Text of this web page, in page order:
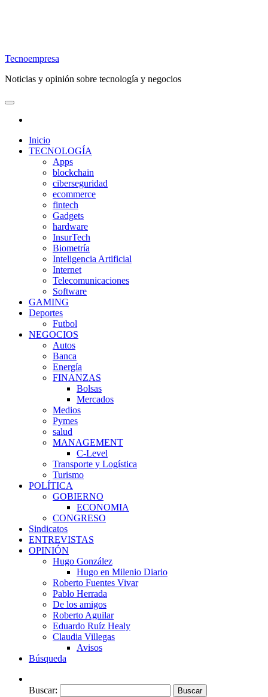
Tecnoempresa
Noticias y opinión sobre tecnología y negocios
Inicio
TECNOLOGÍA
Apps
blockchain
ciberseguridad
ecommerce
fintech
Gadgets
hardware
InsurTech
Biometría
Inteligencia Artificial
Internet
Telecomunicaciones
Software
GAMING
Deportes
Futbol
NEGOCIOS
Autos
Banca
Energía
FINANZAS
Bolsas
Mercados
Medios
Pymes
salud
MANAGEMENT
C-Level
Transporte y Logística
Turismo
POLÍTICA
GOBIERNO
ECONOMIA
CONGRESO
Sindicatos
ENTREVISTAS
OPINIÓN
Hugo González
Hugo en Milenio Diario
Roberto Fuentes Vivar
Pablo Herrada
De los amigos
Roberto Aguilar
Eduardo Ruíz Healy
Claudia Villegas
Avisos
Búsqueda
Buscar: